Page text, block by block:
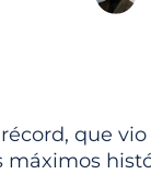
que vio
máximos